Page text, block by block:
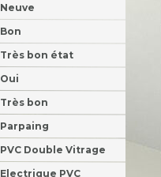
Neuve
Bon
Très bon état
Oui
Très bon
Parpaing
PVC Double Vitrage
Electrique PVC